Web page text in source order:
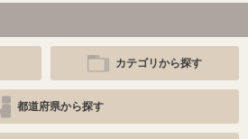
カテゴリから探す
都道府県から探す